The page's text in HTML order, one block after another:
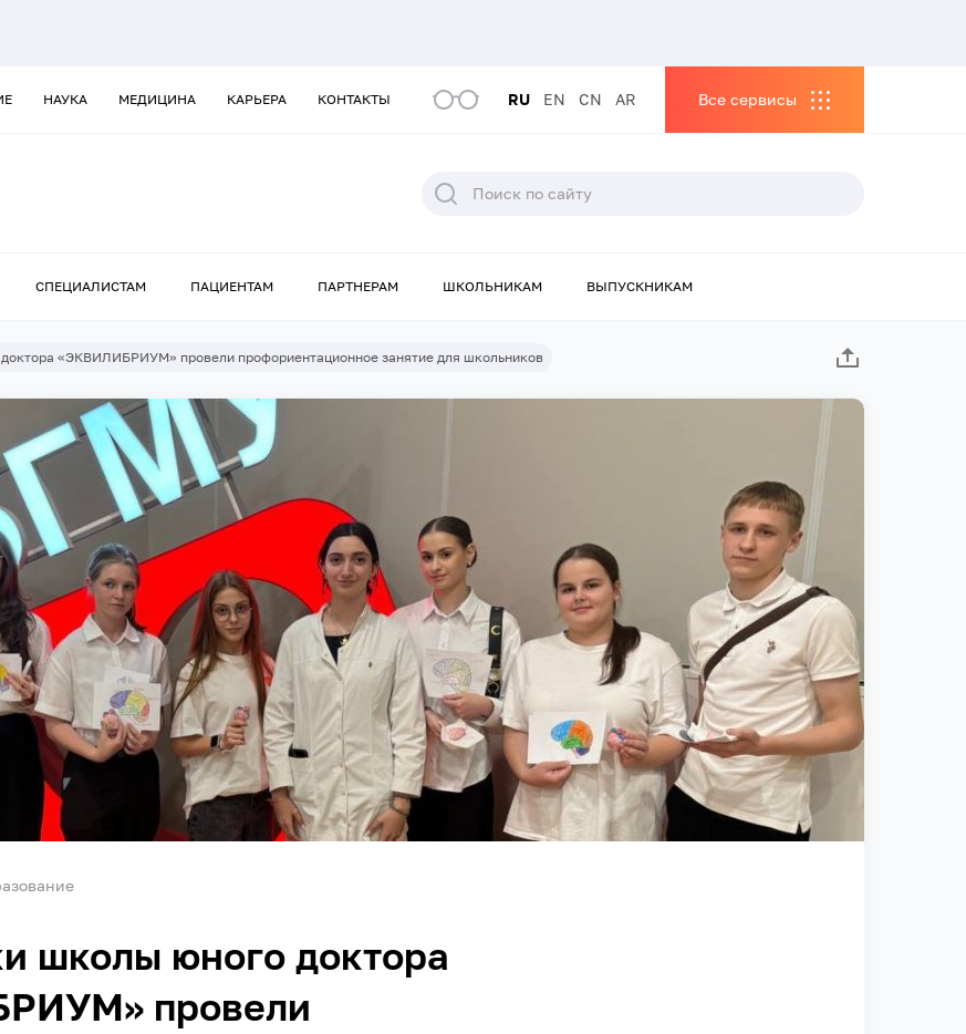
НАУКА МЕДИЦИНА КАРЬЕРА КОНТАКТЫ RU EN CN AR Все сервисы
СПЕЦИАЛИСТАМ ПАЦИЕНТАМ ПАРТНЕРАМ ШКОЛЬНИКАМ ВЫПУСКНИКАМ
«ЭКВИЛИБРИУМ» провели профориентационное занятие для школьников
школы юного доктора
провели